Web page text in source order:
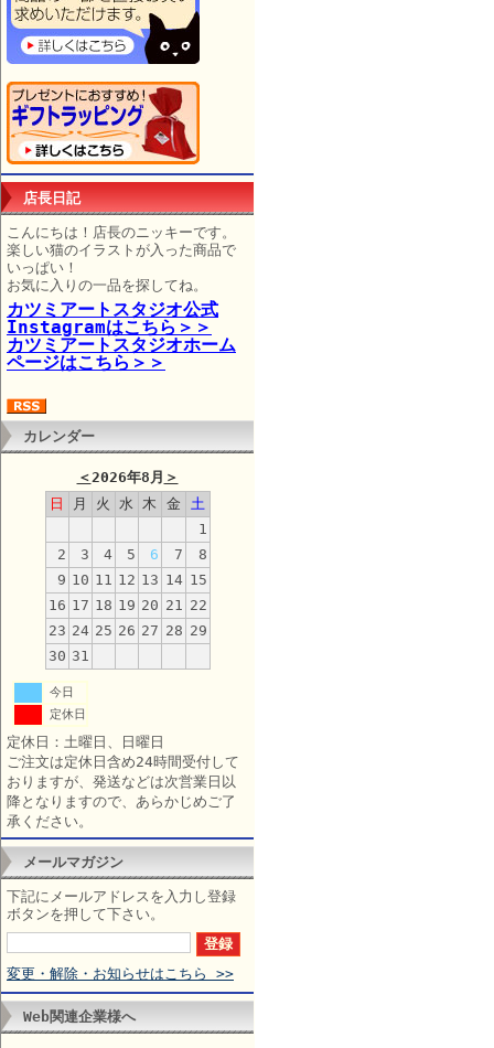
店長日記
こんにちは！店長のニッキーです。
楽しい猫のイラストが入った商品で
いっぱい！
お気に入りの一品を探してね。
カツミアートスタジオ公式
Instagramはこちら＞＞
カツミアートスタジオホーム
ページはこちら＞＞
カレンダー
＜2026年8月 ＞
日
月 火 水 木 金
土
1
2
3 4 5 6 7
8
9 10 11 12 13 14 15
16 17 18 19 20 21 22
23 24 25 26 27 28 29
30 31
今日
定休日
定休日：土曜日、日曜日
ご注文は定休日含め24時間受付して
おりますが、発送などは次営業日以
降となりますので、あらかじめご了
承ください。
メールマガジン
下記にメールアドレスを入力し登録
ボタンを押して下さい。
変更・解除・お知らせはこちら >>
Web関連企業様へ